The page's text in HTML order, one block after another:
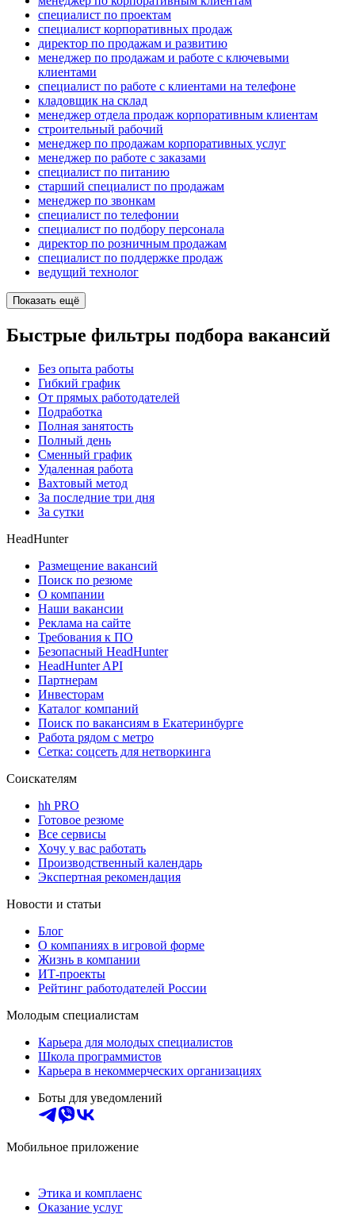
специалист по проектам
специалист корпоративных продаж
директор по продажам и развитию
менеджер по продажам и работе с ключевыми
клиентами
специалист по работе с клиентами на телефоне
кладовщик на склад
менеджер отдела продаж корпоративным клиентам
строительный рабочий
менеджер по продажам корпоративных услуг
менеджер по работе с заказами
специалист по питанию
старший специалист по продажам
менеджер по звонкам
специалист по телефонии
специалист по подбору персонала
директор по розничным продажам
специалист по поддержке продаж
ведущий технолог
Показать ещё
Быстрые фильтры подбора вакансий
Без опыта работы
Гибкий график
От прямых работодателей
Подработка
Полная занятость
Полный день
Сменный график
Удаленная работа
Вахтовый метод
За последние три дня
За сутки
HeadHunter
Размещение вакансий
Поиск по резюме
О компании
Наши вакансии
Реклама на сайте
Требования к ПО
Безопасный HeadHunter
HeadHunter API
Партнерам
Инвесторам
Каталог компаний
Поиск по вакансиям в Екатеринбурге
Работа рядом с метро
Сетка: соцсеть для нетворкинга
Соискателям
hh PRO
Готовое резюме
Все сервисы
Хочу у вас работать
Производственный календарь
Экспертная рекомендация
Новости и статьи
Блог
О компаниях в игровой форме
Жизнь в компании
ИТ-проекты
Рейтинг работодателей России
Молодым специалистам
Карьера для молодых специалистов
Школа программистов
Карьера в некоммерческих организациях
Боты для уведомлений
Мобильное приложение
Этика и комплаенс
Оказание услуг